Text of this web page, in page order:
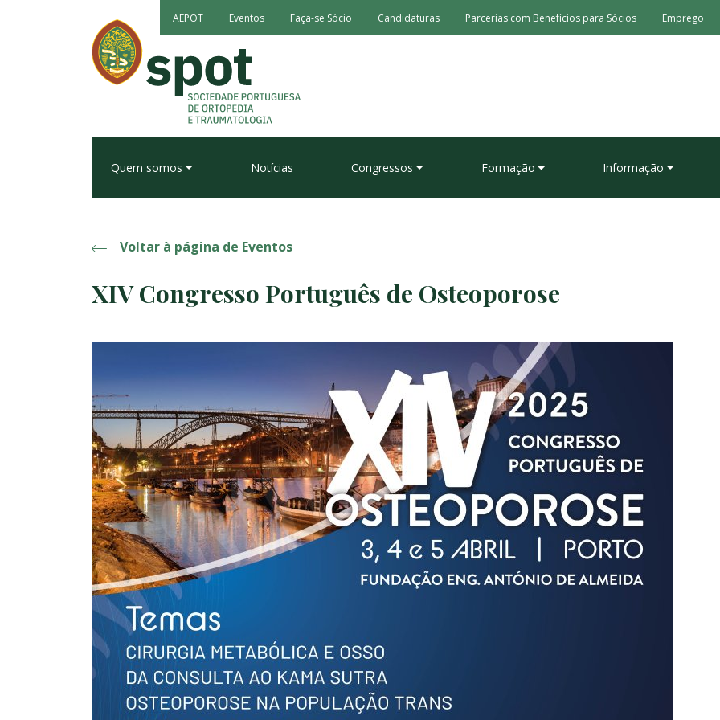
AEPOT Eventos Faça-se Sócio Candidaturas Parcerias com Benefícios para Sócios Emprego
Quem somos Notícias Congressos Formação Informação
Voltar à página de Eventos
XIV Congresso Português de Osteoporose